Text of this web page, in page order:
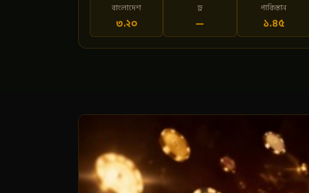
বাংলাদেশ
৩.২০
ড্র
—
পাকিস্তান
১.৪৫